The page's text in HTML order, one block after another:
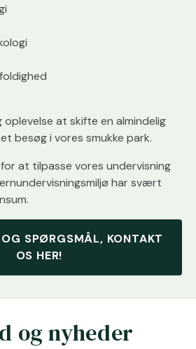
at skifte en almindelig
besøg i vores smukke park.
at tilpasse vores undervisning
har svært
SPØRGSMÅL, KONTAKT
OS HER!
og nyheder